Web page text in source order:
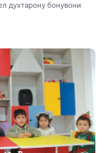
духтарону бонувони